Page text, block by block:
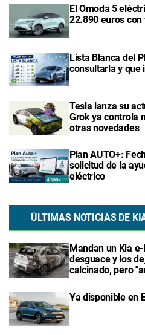
El Omoda 5
22.890 euros con
Lista Blanca del
consultarla y que
Tesla lanza su
Grok ya controla
otras novedades
Plan AUTO+:
solicitud de la
eléctrico
ÚLTIMAS NOTICIAS DE
Mandan un Kia
desguace y los
calcinado, pero
Ya disponible en